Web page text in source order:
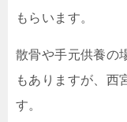
もらいます。
散骨や手元供養の
もありますが、西
す。